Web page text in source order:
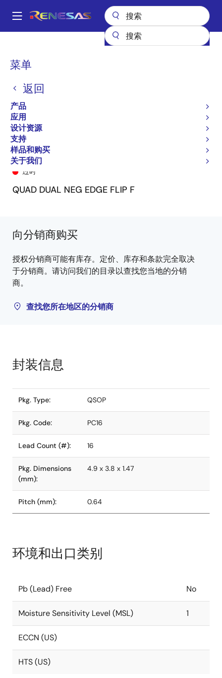
到
Main
菜单
返回
产品
应用
设计资源
支持
样品和购买
关于我们
面
屑
74LVC112A 74LVC112AQ8
74LVC112AQ8
过时
QUAD DUAL NEG EDGE FLIP F
向分销商购买
授权分销商可能有库存。定价、库存和条款完全取决
于分销商。请访问我们的目录以查找您当地的分销
商。
查找您所在地区的分销商
封装信息
Pkg. Type: QSOP
Pkg. Code: PC16
Lead Count (#): 16
Pkg. Dimensions
(mm):
4.9 x 3.8 x 1.47
Pitch (mm): 0.64
环境和出口类别
Pb (Lead) Free No
Moisture Sensitivity Level (MSL) 1
ECCN (US)
HTS (US)